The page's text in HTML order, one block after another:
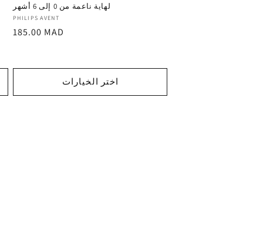
لهاية ناعمة من 0 إلى 6 أشهر
المورد
:
PHILIPS AVENT
السعر
185.00 MAD
اختر الخيارات